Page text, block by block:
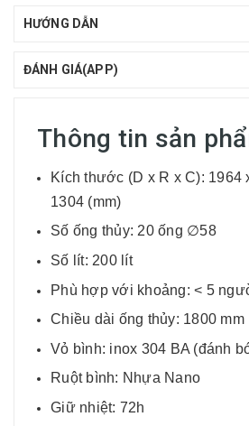
HƯỚNG DẪN
ĐÁNH GIÁ(APP)
Thông tin sản
Kích thước (D x R x C): 1964
1304 (mm)
Số ống thủy: 20 ống ∅58
Số lít: 200 lít
Phù hợp với khoảng: < 5
Chiều dài ống thủy: 1800 mm
Vỏ bình: inox 304 BA (đánh
Ruột bình: Nhựa Nano
Giữ nhiệt: 72h